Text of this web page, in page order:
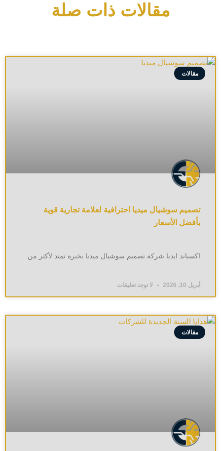
مقالات ذات صلة
مقالات
تصميم سوشيال ميديا احترافية لعلامة تجارية قوية
بأفضل الأسعار
اكسباند ايديا شركة تصميم سوشيال ميديا بخبرة تمتد لأكثر من
أبريل 10, 2026 لا توجد تعليقات
مقالات